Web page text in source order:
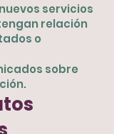
servicios
relación
o
sobre